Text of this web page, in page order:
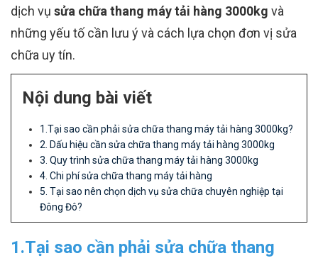
dịch vụ sửa chữa thang máy tải hàng 3000kg và
những yếu tố cần lưu ý và cách lựa chọn đơn vị sửa
chữa uy tín.
Nội dung bài viết
1.Tại sao cần phải sửa chữa thang máy tải hàng 3000kg?
2. Dấu hiệu cần sửa chữa thang máy tải hàng 3000kg
3. Quy trình sửa chữa thang máy tải hàng 3000kg
4. Chi phí sửa chữa thang máy tải hàng
5. Tại sao nên chọn dịch vụ sửa chữa chuyên nghiệp tại
Đông Đô?
1.Tại sao cần phải sửa chữa thang